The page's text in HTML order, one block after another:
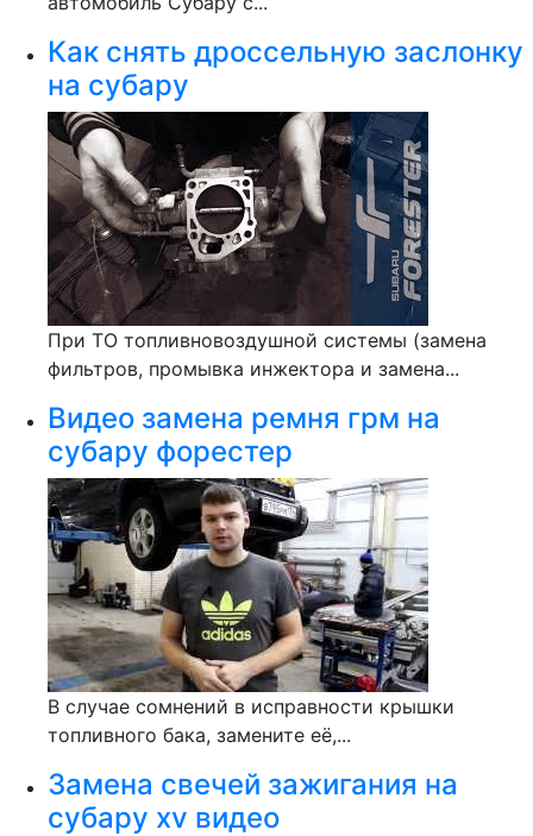
Как снять дроссельную заслонку
на субару
При ТО топливновоздушной системы (замена
фильтров, промывка инжектора и замена...
Видео замена ремня грм на
субару форестер
В случае сомнений в исправности крышки
топливного бака, замените её,...
Замена свечей зажигания на
субару xv видео